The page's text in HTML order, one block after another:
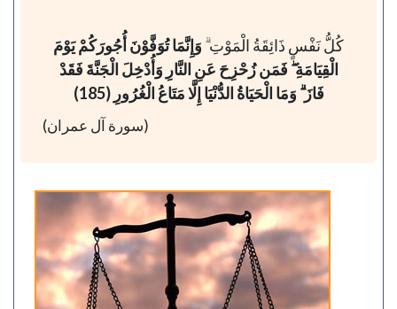
كُلُّ نَفْسٍ ذَائِقَةُ الْمَوْتِ ۗ وَإِنَّمَا تُوَفَّوْنَ أُجُورَكُمْ يَوْمَ
الْقِيَامَةِ ۖ فَمَن زُحْزِحَ عَنِ النَّارِ وَأُدْخِلَ الْجَنَّةَ فَقَدْ
فَازَ ۗ وَمَا الْحَيَاةُ الدُّنْيَا إِلَّا مَتَاعُ الْغُرُورِ (185)
(سورة آل عمران)